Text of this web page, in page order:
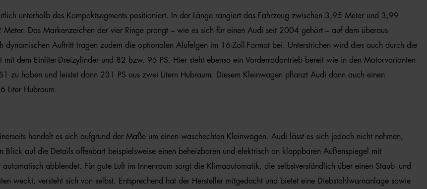
unterhalb des Kompaktsegments positioniert. In der Länge rangiert das Fahrzeug zwischen 3,95 Meter und 3,99
Das Markenzeichen der vier Ringe prangt – wie es sich für einen Audi seit 2004 gehört – auf dem überaus
dynamischen Auftritt tragen zudem die optionalen Alufelgen im 16-Zoll-Format bei. Unterstrichen wird dies auch durch die
dem Einliter-Dreizylinder und 82 bzw. 95 PS. Hier steht ebenso ein Vorderradantrieb bereit wie in den Motorvarianten
zu haben und leistet dann 231 PS aus zwei Litern Hubraum. Diesem Kleinwagen pflanzt Audi dann auch einen
Liter Hubraum.
handelt es sich aufgrund der Maße um einen waschechten Kleinwagen. Audi lässt es sich jedoch nicht nehmen,
Blick auf die Details offenbart beispielsweise einen beheizbaren und elektrisch an klappbaren Außenspiegel mit
abblendet. Für gute Luft im Innenraum sorgt die Klimaautomatik, die selbstverständlich über einen Staub- und
weckt, versteht sich von selbst. Entsprechend hat der Hersteller mitgedacht und bietet eine Diebstahlwarnanlage sowie